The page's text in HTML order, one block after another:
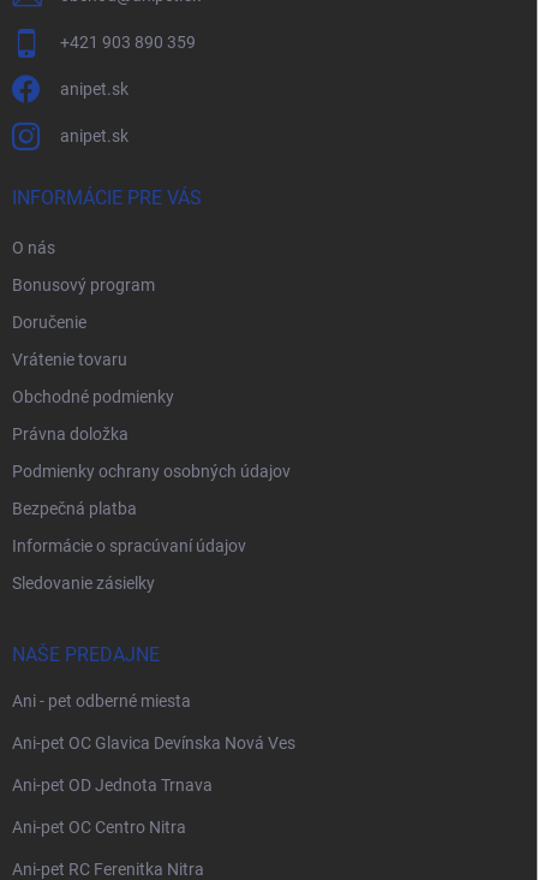
+421 903 890 359
anipet.sk
anipet.sk
INFORMÁCIE PRE VÁS
O nás
Bonusový program
Doručenie
Vrátenie tovaru
Obchodné podmienky
Právna doložka
Podmienky ochrany osobných údajov
Bezpečná platba
Informácie o spracúvaní údajov
Sledovanie zásielky
NAŠE PREDAJNE
Ani - pet odberné miesta
Ani-pet OC Glavica Devínska Nová Ves
Ani-pet OD Jednota Trnava
Ani-pet OC Centro Nitra
Ani-pet RC Ferenitka Nitra